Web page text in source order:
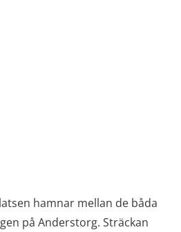
hamnar mellan de båda
på Anderstorg. Sträckan